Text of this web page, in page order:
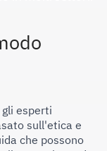
esperti
sull'etica e
che possono